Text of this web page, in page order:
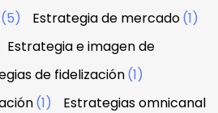
(5) Estrategia de mercado(1)
Estrategia e imagen de
de fidelización(1)
(1)
Estrategias omnicanal